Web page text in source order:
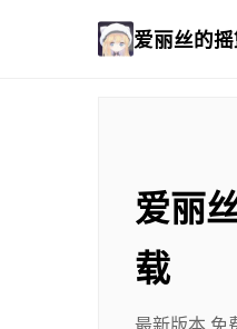
爱丽丝的
爱丽
载
最新版本,免